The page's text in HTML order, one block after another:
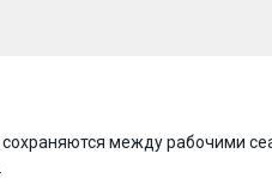
между рабочими